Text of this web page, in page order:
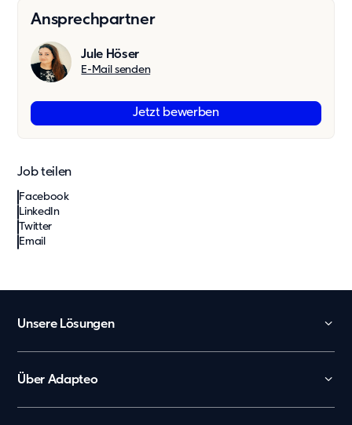
Ansprechpartner
Jule Höser
E-Mail senden
Jetzt bewerben
Job teilen
Facebook
LinkedIn
Twitter
Email
Unsere Lösungen
Kita
Schule
Über Adapteo
Kontakt